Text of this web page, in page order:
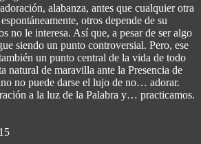
alabanza, antes que cualquier otra
otros depende de su
no le interesa. Así que, a pesar de ser algo
siendo un punto controversial. Pero, ese
un punto central de la vida de todo
natural de maravilla ante la Presencia de
no puede darse el lujo de no… adorar.
a la luz de la Palabra y… practicamos.